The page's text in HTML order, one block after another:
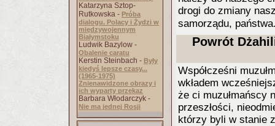
Katarzyna Sztop-
Rutkowska - Próba
dialogu. Polacy i Żydzi w
międzywojennym
Białymstoku
Ludwik Bazylow -
Obalenie caratu
Kerstin Steinbach - Były
kiedyś lepsze czasy...
(1965-1975)
Znienawidzone obrazy i
ich wyparty przekaz
Barbara Włodarczyk -
Nie ma jednej Rosji
drogi do zmiany
samorządu,
Powrót
Współcześni
wkładem
że ci muzułmańscy
przeszłości,
którzy byli w stanie